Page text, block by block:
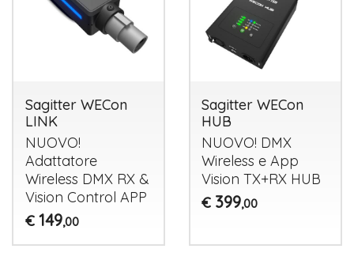
Sagitter WECon
LINK
NUOVO!
Adattatore
Wireless DMXRX &
Vision Control APP
€ 149,00
Sagitter WECon
HUB
NUOVO! DMX
Wireless e App
Vision TX+RX HUB
€ 399,00